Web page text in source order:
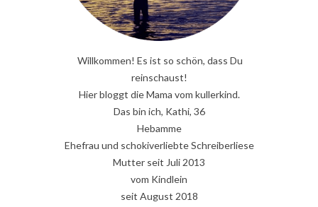
Willkommen! Es ist so schön, dass Du
reinschaust!
Hier bloggt die Mama vom kullerkind.
Das bin ich, Kathi, 36
Hebamme
Ehefrau und schokiverliebte Schreiberliese
Mutter seit Juli 2013
vom Kindlein
seit August 2018